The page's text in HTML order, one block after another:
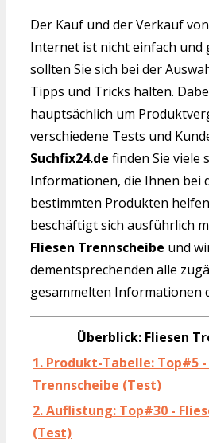
Der Kauf und der Verkauf
Internet ist nicht einfach und
sollten Sie sich bei der
Tipps und Tricks halten.
hauptsächlich um
verschiedene Tests und
Suchfix24.de finden Sie viele
Informationen, die Ihnen bei
bestimmten Produkten
beschäftigt sich ausführlich
Fliesen Trennscheibe und
dementsprechenden alle
gesammelten Informationen
Überblick: Fliesen
1. Produkt-Tabelle: Top#5 -
Trennscheibe (Test)
2. Auflistung: Top#30 -
(Test)